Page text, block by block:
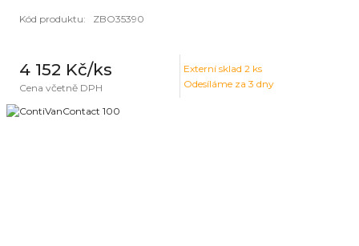
Kód produktu: ZBO35390
4 152 Kč/ks
Cena včetně DPH
Externí sklad 2 ks
Odesíláme za 3 dny